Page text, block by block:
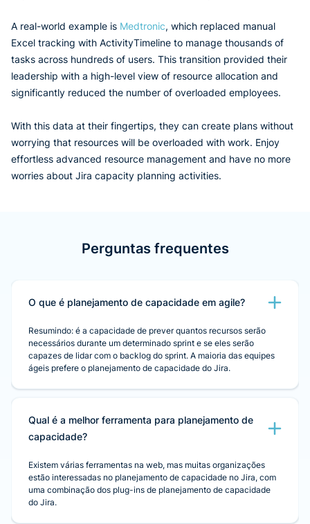
A real-world example is Medtronic, which replaced manual
Excel tracking with ActivityTimeline to manage thousands of
tasks across hundreds of users. This transition provided their
leadership with a high-level view of resource allocation and
significantly reduced the number of overloaded employees.
With this data at their fingertips, they can create plans without
worrying that resources will be overloaded with work. Enjoy
effortless advanced resource management and have no more
worries about Jira capacity planning activities.
Perguntas frequentes
O que é planejamento de capacidade em agile?
Resumindo: é a capacidade de prever quantos recursos serão
necessários durante um determinado sprint e se eles serão
capazes de lidar com o backlog do sprint. A maioria das equipes
ágeis prefere o planejamento de capacidade do Jira.
Qual é a melhor ferramenta para planejamento de
capacidade?
Existem várias ferramentas na web, mas muitas organizações
estão interessadas no planejamento de capacidade no Jira, com
uma combinação dos plug-ins de planejamento de capacidade
do Jira.